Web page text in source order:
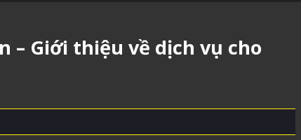
– Giới thiệu về dịch vụ cho